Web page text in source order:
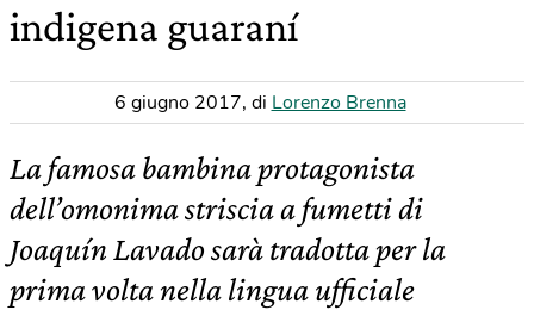
indigena guaraní
6 giugno 2017, di Lorenzo Brenna
La famosa bambina protagonista
dell’omonima striscia a fumetti di
Joaquín Lavado sarà tradotta per la
prima volta nella lingua ufficiale